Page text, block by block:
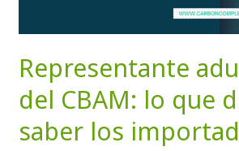
Representante
del CBAM: lo que
saber los